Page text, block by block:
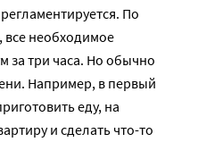
По
необходимое
за три часа. Но обычно
Например, в первый
еду, на
и сделать что-то